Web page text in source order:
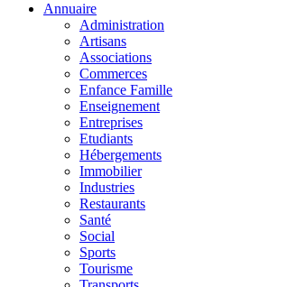
Annuaire
Administration
Artisans
Associations
Commerces
Enfance Famille
Enseignement
Entreprises
Etudiants
Hébergements
Immobilier
Industries
Restaurants
Santé
Social
Sports
Tourisme